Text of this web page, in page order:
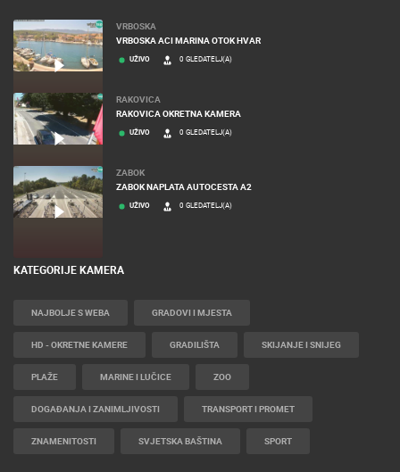
VRBOSKA
VRBOSKA ACI MARINA OTOK HVAR
UŽIVO 0 GLEDATELJ(A)
RAKOVICA
RAKOVICA OKRETNA KAMERA
UŽIVO 0 GLEDATELJ(A)
ZABOK
ZABOK NAPLATA AUTOCESTA A2
UŽIVO 0 GLEDATELJ(A)
KATEGORIJE KAMERA
NAJBOLJE S WEBA GRADOVI I MJESTA
HD - OKRETNE KAMERE GRADILIŠTA SKIJANJE I SNIJEG
PLAŽE MARINE I LUČICE ZOO
DOGAĐANJA I ZANIMLJIVOSTI TRANSPORT I PROMET
ZNAMENITOSTI SVJETSKA BAŠTINA SPORT